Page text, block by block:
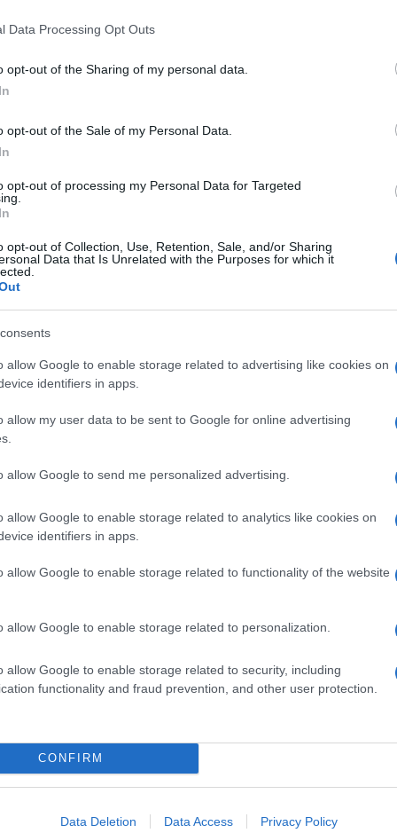
Data Processing Opt Outs
opt-out of the Sharing of my personal data.
opt-out of the Sale of my Personal Data.
opt-out of processing my Personal Data for Targeted
opt-out of Collection, Use, Retention, Sale, and/or Sharing
Data that Is Unrelated with the Purposes for which it
allow Google to enable storage related to advertising like cookies on
identifiers in apps.
allow my user data to be sent to Google for online advertising
allow Google to send me personalized advertising.
allow Google to enable storage related to analytics like cookies on
identifiers in apps.
allow Google to enable storage related to functionality of the website
allow Google to enable storage related to personalization.
allow Google to enable storage related to security, including
functionality and fraud prevention, and other user protection.
CONFIRM
Data Deletion Data Access Privacy Policy
le convenzioni
che si ritrova a confrontarsi con la
piacersi. La rottura con il fidanzato la
che si rivela essere un inganno. Ma cosa
ha un valore inestimabile? Questo
è uno dei fili conduttori della musica di
stereotipi e per l’inclusione di tutte le
difficile accettarsi in un mondo che
” è l’inno perfetto per questo cortometraggio,
“(Im)perfetta Version“. La canzone invita
piuttosto che inseguire modelli
ci sia tempo per te / Non cercare fuori /
un mantra che Michielin ha fatto suo,
personale e professionale. Ti è mai
degli altri?
rosso
per i film, ma anche un’importante
attraverso la moda. Michielin, sempre
per un look firmato
abbinata a un top marrone, scelta in una